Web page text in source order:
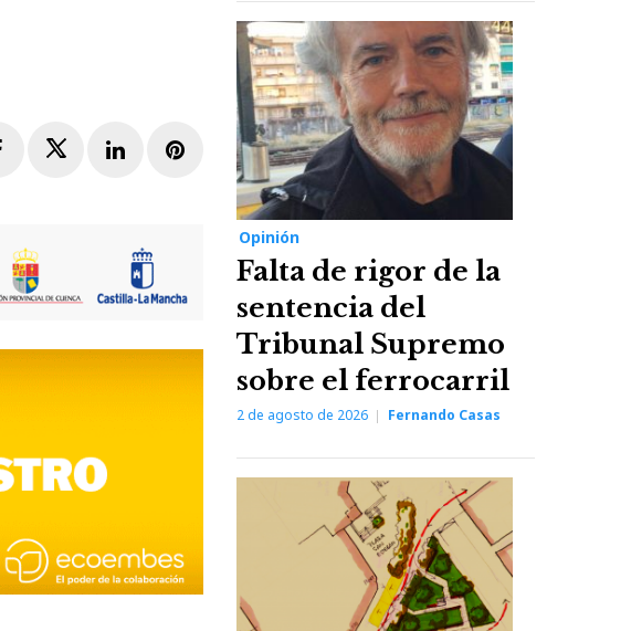
FacebookTwitterLinkedInPinterest
Opinión
Falta de rigor de la
sentencia del
Tribunal Supremo
sobre el ferrocarril
2 de agosto de 2026 Fernando Casas